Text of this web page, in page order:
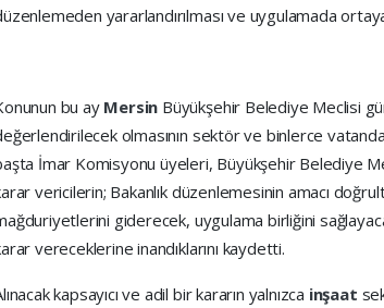
yararlandırılması ve uygulamada
bu ay Mersin Büyükşehir Belediye Meclisi
olmasının sektör ve binlerce
İmar Komisyonu üyeleri, Büyükşehir Belediye
vericilerin; Bakanlık düzenlemesinin amacı
giderecek, uygulama birliğini
vereceklerine inandıklarını kaydetti.
kapsayıcı ve adil bir kararın yalnızca inşaat